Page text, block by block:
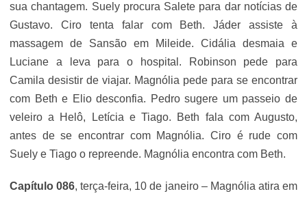
sua chantagem. Suely procura Salete para dar notícias de
Gustavo. Ciro tenta falar com Beth. Jáder assiste à
massagem de Sansão em Mileide. Cidália desmaia e
Luciane a leva para o hospital. Robinson pede para
Camila desistir de viajar. Magnólia pede para se encontrar
com Beth e Elio desconfia. Pedro sugere um passeio de
veleiro a Helô, Letícia e Tiago. Beth fala com Augusto,
antes de se encontrar com Magnólia. Ciro é rude com
Suely e Tiago o repreende. Magnólia encontra com Beth.
Capítulo 086, terça-feira, 10 de janeiro – Magnólia atira em